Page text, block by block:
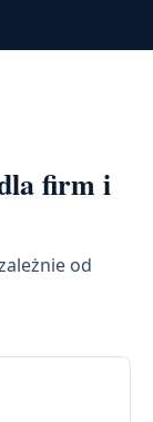
firm i
od